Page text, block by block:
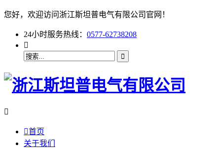
您好，欢迎访问浙江斯坦普电气有限公司官网！
24小时服务热线： 0577-62738208


首页
关于我们